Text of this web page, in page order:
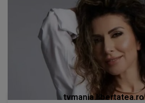
tvmania.libertatea.ro